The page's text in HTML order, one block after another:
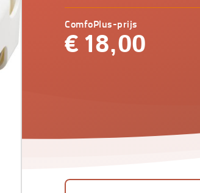
ComfoPlus-prijs
€ 18,00